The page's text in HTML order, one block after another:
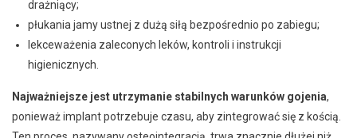
drażniący;
płukania jamy ustnej z dużą siłą bezpośrednio po zabiegu;
lekceważenia zaleconych leków, kontroli i instrukcji
higienicznych.
Najważniejsze jest utrzymanie stabilnych warunków gojenia,
ponieważ implant potrzebuje czasu, aby zintegrować się z kością.